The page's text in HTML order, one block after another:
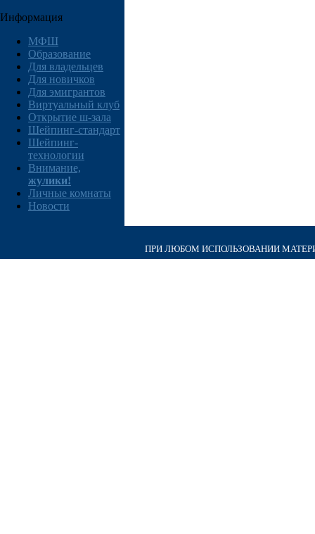
Информация
МФШ
Образование
Для владельцев
Для новичков
Для эмигрантов
Виртуальный клуб
Открытие ш-зала
Шейпинг-стандарт
Шейпинг-
технологии
Внимание,
жулики!
Личные комнаты
Новости
ПРИ ЛЮБОМ ИСПОЛЬЗОВАНИИ